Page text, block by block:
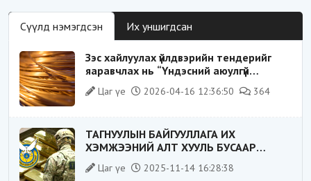
Сүүлд нэмэгдсэн Их уншигдсан
Зэс хайлуулах үйлдвэрийн тендерийг
яаравчлах нь “Үндэсний аюулгүй
байдал“-д эрсдэлтэй юу?
Цаг үе 2026-04-16 12:36:50 364
ТАГНУУЛЫН БАЙГУУЛЛАГА ИХ
ХЭМЖЭЭНИЙ АЛТ ХУУЛЬ БУСААР
ХИЛЭЭР ГАРГАХ ГЭЖ БАЙСАН
ҮЙЛДЛИЙГ ТАСЛАН ЗОГСООЛОО
Цаг үе 2025-11-14 16:28:38